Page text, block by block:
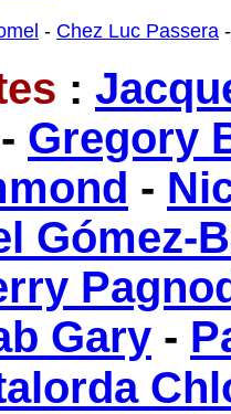
- Chez Luc Passera -
:
- Gregory
-
Gómez-
Gary -